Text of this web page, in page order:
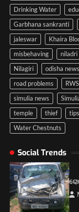
Drinking Water
Garbhana sankranti
jaleswar
Khaira
misbehaving
niladri
Nilagiri
odisha news
road problems
simulia news
temple
thief
Water Chestnuts
Social Trends
2
3